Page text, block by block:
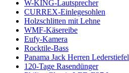
W-KING-Lautsprecher
CURREX-Einlegesohlen
Holzschlitten mit Lehne
WMF-Käsereibe
Eufy-Kamera
Rocktile-Bass
Panama Jack Herren Lederstiefel
120-Tage Rasendünger